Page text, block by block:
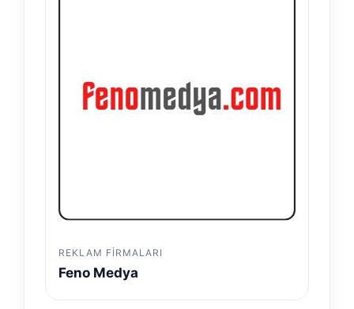
REKLAM FIRMALARI
Feno Medya